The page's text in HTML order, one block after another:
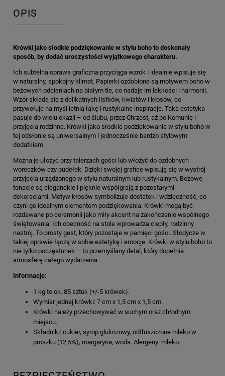
OPIS
Krówki jako słodkie podziękowanie w stylu boho to doskonały
sposób, by dodać uroczystości wyjątkowego charakteru.
Ich subtelna oprawa graficzna przyciąga wzrok i idealnie wpisuje się
w naturalny, spokojny klimat. Papierki ozdobione są motywem boho w
beżowych odcieniach na białym tle, co nadaje im lekkości i harmonii.
Wzór składa się z delikatnych listków, kwiatów i kłosów, co
przywołuje na myśl letnią łąkę i rustykalne inspiracje. Taka estetyka
pasuje do wielu okazji – od ślubu, przez Chrzest, aż po Komunię i
przyjęcia rodzinne. Krówki jako słodkie podziękowanie w stylu boho w
tej odsłonie są uniwersalnym i jednocześnie bardzo stylowym
dodatkiem.
Można je ułożyć przy talerzach gości lub włożyć do ozdobnych
woreczków czy pudełek. Dzięki swojej grafice wpisują się w wystrój
przyjęcia urządzonego w stylu naturalnym lub rustykalnym. Beżowe
tonacje są eleganckie i pięknie współgrają z pozostałymi
dekoracjami. Motyw kłosów symbolizuje dostatek i wdzięczność, co
czyni go idealnym elementem podziękowania. Krówki mogą być
rozdawane po ceremonii jako miły akcent na zakończenie wspólnego
świętowania. Ich obecność na stole wprowadza ciepły, rodzinny
nastrój. To prosty gest, który pozostaje w pamięci gości. Słodycze w
takiej oprawie łączą w sobie estetykę i emocje. Krówki w stylu boho to
nie tylko poczęstunek – to przemyślany detal, który dopełnia
atmosferę całego wydarzenia.
Informacje:
1 kg to ok. 85 sztuk (+/-5 krówek).
Wymiar jednej krówki: 7 cm x 1,5 cm x 1,5 cm.
Krówki należy przechowywać w suchym oraz chłodnym
miejscu.
Składniki: cukier, syrop glukozowy, odtłuszczone mleko w
proszku (12,5%), margaryna, woda. Alergeny: mleko.